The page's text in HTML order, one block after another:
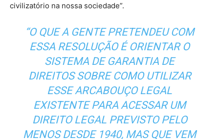
civilizatório na nossa sociedade”.
“O QUE A GENTE PRETENDEU COM
ESSA RESOLUÇÃO É ORIENTAR O
SISTEMA DE GARANTIA DE
DIREITOS SOBRE COMO UTILIZAR
ESSE ARCABOUÇO LEGAL
EXISTENTE PARA ACESSAR UM
DIREITO LEGAL PREVISTO PELO
MENOS DESDE 1940, MAS QUE VEM